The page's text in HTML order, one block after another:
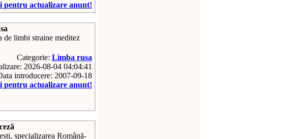
pentru actualizare anunt!
de limbi straine meditez
Categorie: Limba rusa
2026-08-04 04:04:41
introducere: 2007-09-18
pentru actualizare anunt!
specializarea Română-